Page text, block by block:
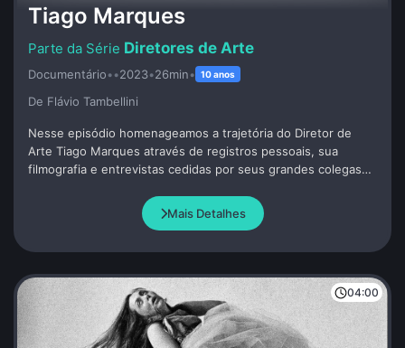
Tiago Marques
Diretores de Arte
Documentário••2023•26min• 10 anos
De Flávio Tambellini
Nesse episódio homenageamos a trajetória do Diretor de
Arte Tiago Marques através de registros pessoais, sua
filmografia e entrevistas cedidas por seus grandes colegas
pouco antes de seu precoce falecimento.
Mais Detalhes
04:00